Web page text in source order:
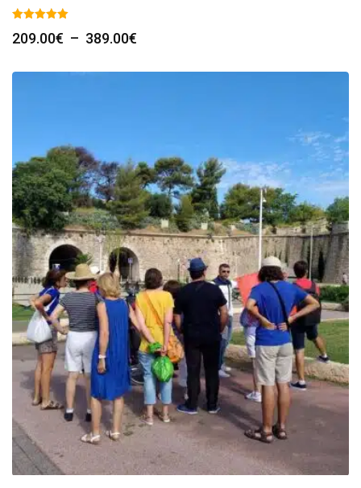
209.00€ – 389.00€
prix :